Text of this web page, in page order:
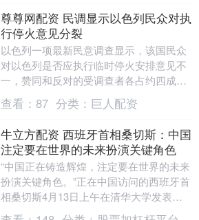
尊尊网配资 民调显示以色列民众对执
行停火意见分裂
以色列一项最新民意调查显示，该国民众
对以色列是否应执行临时停火安排意见不
一，赞同和反对的受调查者各占约四成，
剩余民众表示不确定。 美国与伊朗北京时
间4月8日宣布....
查看： 87 分类： 巨人配资
牛立方配资 西班牙首相桑切斯：中国
注定要在世界的未来扮演关键角色
“中国正在铸造辉煌，注定要在世界的未来
扮演关键角色。”正在中国访问的西班牙首
相桑切斯4月13日上午在清华大学发表演
讲时说。 四年来第四次访华的桑切斯对中